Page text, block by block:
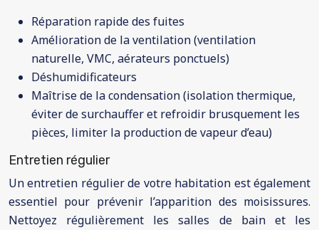
Réparation rapide des fuites
Amélioration de la ventilation (ventilation
naturelle, VMC, aérateurs ponctuels)
Déshumidificateurs
Maîtrise de la condensation (isolation thermique,
éviter de surchauffer et refroidir brusquement les
pièces, limiter la production de vapeur d’eau)
Entretien régulier
Un entretien régulier de votre habitation est également
essentiel pour prévenir l’apparition des moisissures.
Nettoyez régulièrement les salles de bain et les